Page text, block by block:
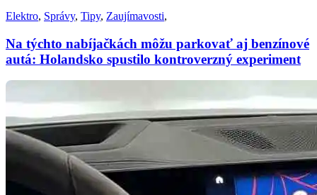
Elektro, Správy, Tipy, Zaujímavosti,
Na týchto nabíjačkách môžu parkovať aj benzínové
autá: Holandsko spustilo kontroverzný experiment